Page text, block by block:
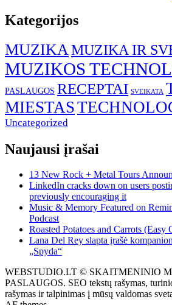
Kategorijos
MUZIKA MUZIKA IR
MUZIKOS
PASLAUGOS RECEPTAI SVEIKATA
MIESTAS
Uncategorized
Naujausi įrašai
13 New Rock + Metal Tours
LinkedIn cracks down on users
previously encouraging it
Music & Memory Featured on
Podcast
Roasted Potatoes and Carrots (Easy
Lana Del Rey slapta įrašė
„Spyda“
WEBSTUDIO.LT © SKAITMENINIO
PASLAUGOS. SEO tekstų rašymas,
rašymas ir talpinimas į mūsų valdomas